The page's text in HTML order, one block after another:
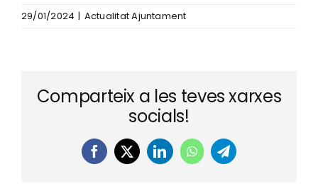
29/01/2024 | Actualitat Ajuntament
Comparteix a les teves xarxes
socials!
Facebook
X LinkedInWhatsAppTelegram